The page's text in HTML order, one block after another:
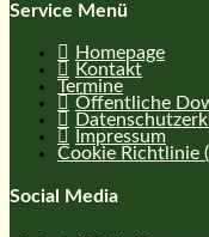
Service Menü
Homepage
Kontakt
Termine
Öffentliche
Impressum
Cookie Richtlinie
Social Media